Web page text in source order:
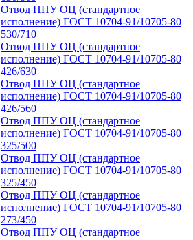
Отвод ППУ ОЦ (стандартное
исполнение) ГОСТ 10704-91/10705-80
530/710
Отвод ППУ ОЦ (стандартное
исполнение) ГОСТ 10704-91/10705-80
426/630
Отвод ППУ ОЦ (стандартное
исполнение) ГОСТ 10704-91/10705-80
426/560
Отвод ППУ ОЦ (стандартное
исполнение) ГОСТ 10704-91/10705-80
325/500
Отвод ППУ ОЦ (стандартное
исполнение) ГОСТ 10704-91/10705-80
325/450
Отвод ППУ ОЦ (стандартное
исполнение) ГОСТ 10704-91/10705-80
273/450
Отвод ППУ ОЦ (стандартное